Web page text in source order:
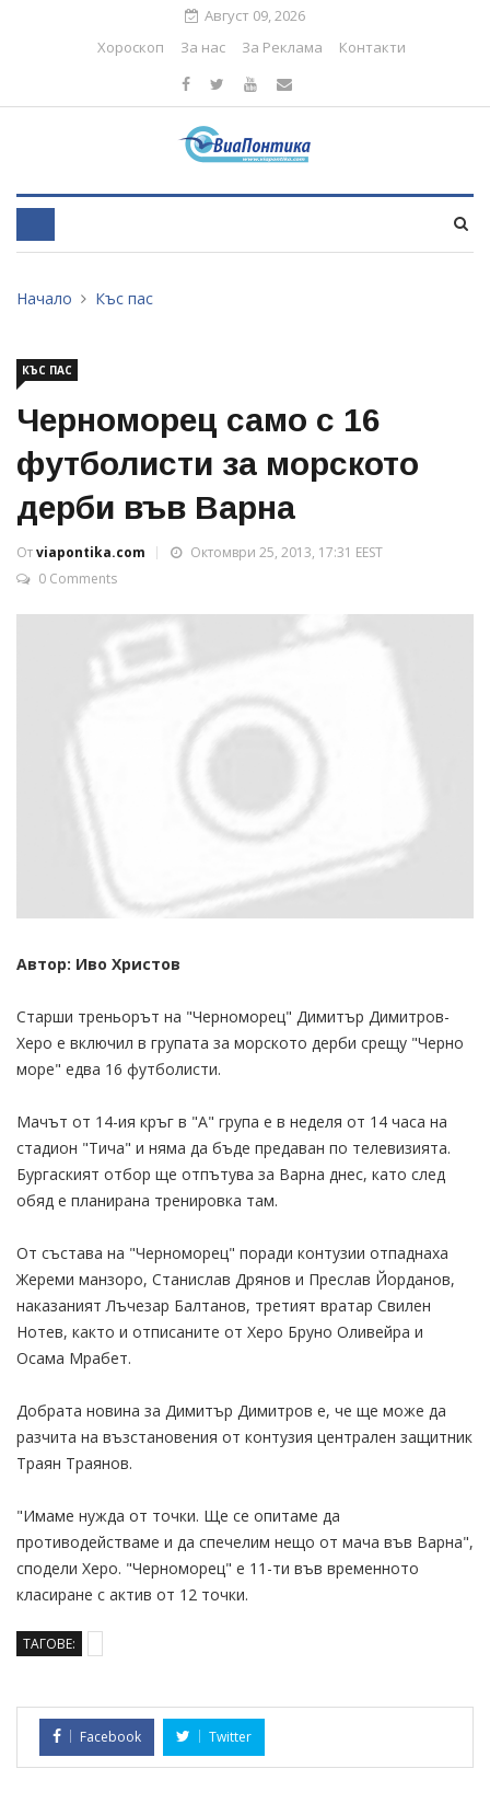
Август 09, 2026
Хороскоп
За нас За Реклама Контакти
Начало Къс пас
КЪС ПАС
Черноморец само с 16
футболисти за морското
дерби във Варна
Отviapontika.com
Октомври 25, 2013, 17:31 EEST
0 Comments
Автор: Иво Христов
Старши треньорът на "Черноморец" Димитър Димитров-
Херо е включил в групата за морското дерби срещу "Черно
море" едва 16 футболисти.
Мачът от 14-ия кръг в "А" група е в неделя от 14 часа на
стадион "Тича" и няма да бъде предаван по телевизията.
Бургаският отбор ще отпътува за Варна днес, като след
обяд е планирана тренировка там.
От състава на "Черноморец" поради контузии отпаднаха
Жереми манзоро, Станислав Дрянов и Преслав Йорданов,
наказаният Лъчезар Балтанов, третият вратар Свилен
Нотев, както и отписаните от Херо Бруно Оливейра и
Осама Мрабет.
Добрата новина за Димитър Димитров е, че ще може да
разчита на възстановения от контузия централен защитник
Траян Траянов.
"Имаме нужда от точки. Ще се опитаме да
противодействаме и да спечелим нещо от мача във Варна",
сподели Херо. "Черноморец" е 11-ти във временното
класиране с актив от 12 точки.
ТАГОВЕ:
Facebook Twitter